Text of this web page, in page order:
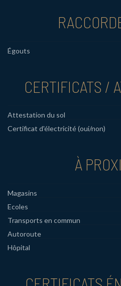
Égouts
CERTIFICATS /
Attestation du sol
Certificat d'électricité (oui/non)
À
Magasins
Ecoles
Transports en commun
Autoroute
Hôpital